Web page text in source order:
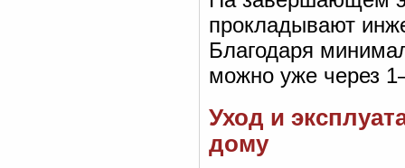
прокладывают
Благодаря
можно уже через
Уход и
дому